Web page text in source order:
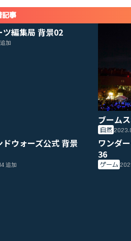
事
ツ編集局 背景02
追加
ブーム
自然
ウォーズ公式 背景
追加
ワンダ
36
ゲーム